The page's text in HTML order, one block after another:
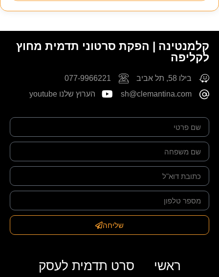
קלמנטינה | הפקת סרטוני תדמית מחוץ
לקליפה
בילו 58, תל אביב
077-9966221
sh@clemantina.com
הערוץ שלנו youtube
שליחה
ראשי סרט תדמית לעסק